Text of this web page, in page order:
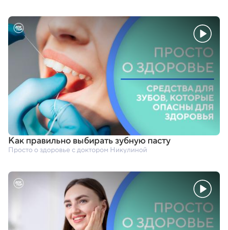
Как правильно выбирать зубную пасту
Просто о здоровье с доктором Никулиной